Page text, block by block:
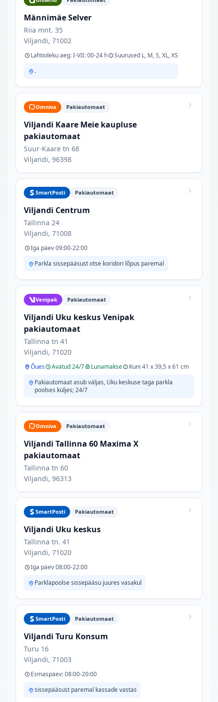
Männimäe Selver
Riia mnt. 35
Viljandi, 71002
Lahtioleku aeg: I-VII: 00-24 h
Suurused L, M, S, XL, XS
.
Omniva Pakiautomaat
Viljandi Kaare Meie kaupluse
pakiautomaat
Suur-Kaare tn 68
Viljandi, 96398
SmartPosti Pakiautomaat
Viljandi Centrum
Tallinna 24
Viljandi, 71008
Iga päev 09:00-22:00
Parkla sissepääsust otse koridori lõpus paremal
Venipak Pakiautomaat
Viljandi Uku keskus Venipak
pakiautomaat
Tallinna tn 41
Viljandi, 71020
Õues Avatud 24/7 Lunamakse
Kuni 41 x 39,5 x 61 cm
Pakiautomaat asub väljas, Uku keskuse taga parkla
poolses küljes; 24/7
Omniva Pakiautomaat
Viljandi Tallinna 60 Maxima X
pakiautomaat
Tallinna tn 60
Viljandi, 96313
SmartPosti Pakiautomaat
Viljandi Uku keskus
Tallinna tn. 41
Viljandi, 71020
Iga päev 08:00-22:00
Parklapoolse sissepääsu juures vasakul
SmartPosti Pakiautomaat
Viljandi Turu Konsum
Turu 16
Viljandi, 71003
Esmaspäev: 08:00-20:00
sissepääsust paremal kassade vastas